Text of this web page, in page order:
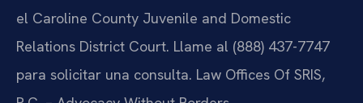
el Caroline County Juvenile and Domestic
Relations District Court. Llame al (888) 437-7747
para solicitar una consulta. Law Offices Of SRIS,